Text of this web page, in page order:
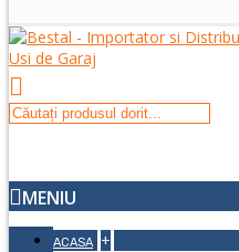
MENIU
ACASA +